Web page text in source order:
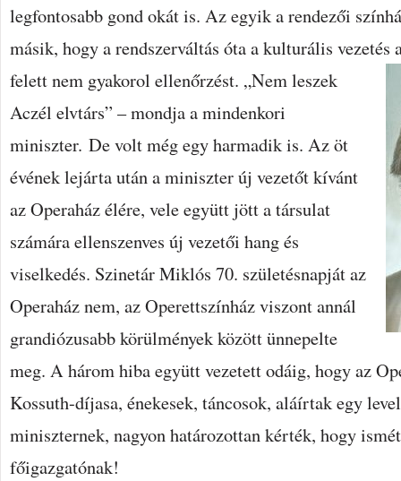
legfontosabb gond okát is. Az egyik a rendezői
másik, hogy a rendszerváltás óta a kulturális vezetés
felett nem gyakorol ellenőrzést. „Nem leszek
Aczél elvtárs” – mondja a mindenkori
miniszter. De volt még egy harmadik is. Az öt
évének lejárta után a miniszter új vezetőt kívánt
az Operaház élére, vele együtt jött a társulat
számára ellenszenves új vezetői hang és
viselkedés. Szinetár Miklós 70. születésnapját az
Operaház nem, az Operettszínház viszont annál
grandiózusabb körülmények között ünnepelte
meg. A három hiba együtt vezetett odáig, hogy az
Kossuth-díjasa, énekesek, táncosok, aláírtak egy
miniszternek, nagyon határozottan kérték, hogy
főigazgatónak!